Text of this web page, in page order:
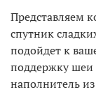
Представляем
спутник
подойдет к
поддержку
наполнитель